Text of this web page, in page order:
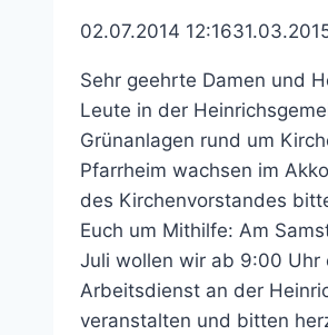
02.07.2014 12:16
Sehr geehrte Damen und
Leute in der
Grünanlagen rund um
Pfarrheim wachsen im
des Kirchenvorstandes
Euch um Mithilfe: Am
Juli wollen wir ab 9:00 Uhr
Arbeitsdienst an der
veranstalten und bitten